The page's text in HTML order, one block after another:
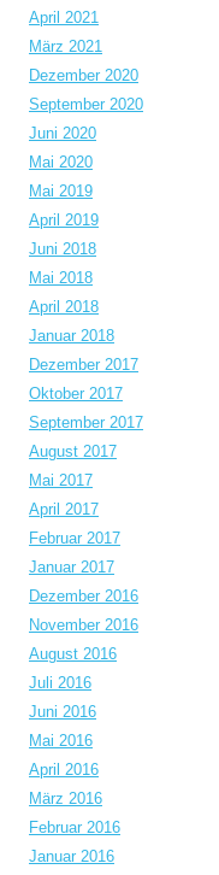
April 2021
März 2021
Dezember 2020
September 2020
Juni 2020
Mai 2020
Mai 2019
April 2019
Juni 2018
Mai 2018
April 2018
Januar 2018
Dezember 2017
Oktober 2017
September 2017
August 2017
Mai 2017
April 2017
Februar 2017
Januar 2017
Dezember 2016
November 2016
August 2016
Juli 2016
Juni 2016
Mai 2016
April 2016
März 2016
Februar 2016
Januar 2016